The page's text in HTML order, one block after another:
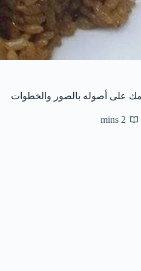
على أصوله بالصور والخطوات
2 mins